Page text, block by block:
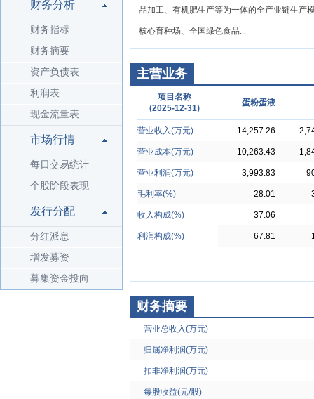
财务分析
财务指标
财务摘要
资产负债表
利润表
现金流量表
市场行情
每日交易统计
个股阶段表现
发行分配
分红派息
增发募资
募集资金投向
品加工、有机肥生产等为一体的全产业链生产
核心育种场、全国绿色食品...
主营业务
项目名称
(2025-12-31)
营业收入(万元)
营业成本(万元)
营业利润(万元)
毛利率(%)
收入构成(%)
利润构成(%)
蛋粉蛋液
14,257.26
10,263.43
3,993.83
28.01
37.06
67.81
财务摘要
营业总收入(万元)
归属净利润(万元)
扣非净利润(万元)
每股收益(元/股)